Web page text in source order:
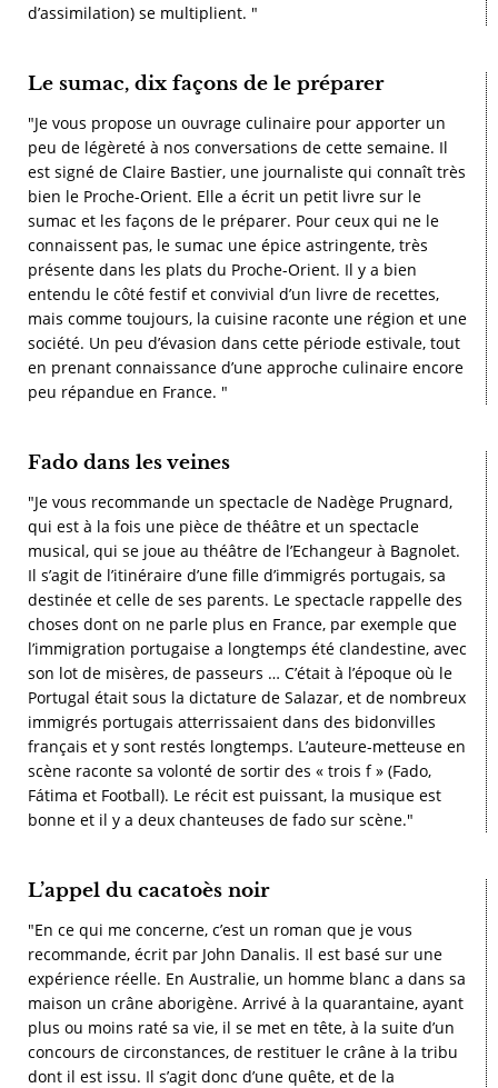
d’assimilation) se multiplient. "
Le sumac, dix façons de le préparer
"Je vous propose un ouvrage culinaire pour apporter un
peu de légèreté à nos conversations de cette semaine. Il
est signé de Claire Bastier, une journaliste qui connaît très
bien le Proche-Orient. Elle a écrit un petit livre sur le
sumac et les façons de le préparer. Pour ceux qui ne le
connaissent pas, le sumac une épice astringente, très
présente dans les plats du Proche-Orient. Il y a bien
entendu le côté festif et convivial d’un livre de recettes,
mais comme toujours, la cuisine raconte une région et une
société. Un peu d’évasion dans cette période estivale, tout
en prenant connaissance d’une approche culinaire encore
peu répandue en France. "
Fado dans les veines
"Je vous recommande un spectacle de Nadège Prugnard,
qui est à la fois une pièce de théâtre et un spectacle
musical, qui se joue au théâtre de l’Echangeur à Bagnolet.
Il s’agit de l’itinéraire d’une fille d’immigrés portugais, sa
destinée et celle de ses parents. Le spectacle rappelle des
choses dont on ne parle plus en France, par exemple que
l’immigration portugaise a longtemps été clandestine, avec
son lot de misères, de passeurs … C’était à l’époque où le
Portugal était sous la dictature de Salazar, et de nombreux
immigrés portugais atterrissaient dans des bidonvilles
français et y sont restés longtemps. L’auteure-metteuse en
scène raconte sa volonté de sortir des « trois f » (Fado,
Fátima et Football). Le récit est puissant, la musique est
bonne et il y a deux chanteuses de fado sur scène."
L’appel du cacatoès noir
"En ce qui me concerne, c’est un roman que je vous
recommande, écrit par John Danalis. Il est basé sur une
expérience réelle. En Australie, un homme blanc a dans sa
maison un crâne aborigène. Arrivé à la quarantaine, ayant
plus ou moins raté sa vie, il se met en tête, à la suite d’un
concours de circonstances, de restituer le crâne à la tribu
dont il est issu. Il s’agit donc d’une quête, et de la